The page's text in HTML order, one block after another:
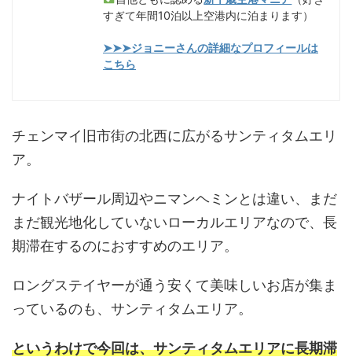
すぎて年間10泊以上空港内に泊まります）
➤➤➤ジョニーさんの詳細なプロフィールは
こちら
チェンマイ旧市街の北西に広がるサンティタムエリ
ア。
ナイトバザール周辺やニマンヘミンとは違い、まだ
まだ観光地化していないローカルエリアなので、長
期滞在するのにおすすめのエリア。
ロングステイヤーが通う安くて美味しいお店が集ま
っているのも、サンティタムエリア。
というわけで今回は、サンティタムエリアに長期滞